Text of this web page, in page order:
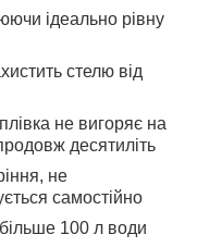
ідеально рівну
стелю від
не вигоряє на
десятиліть
не
самостійно
100 л води